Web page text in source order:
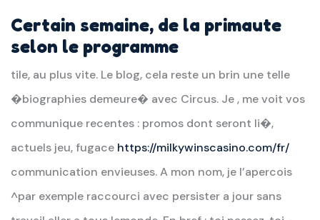
Certain semaine, de la primaute
selon le programme
tile, au plus vite. Le blog, cela reste un brin une telle
�biographies demeure� avec Circus. Je , me voit vos
communique recentes : promos dont seront li�,
actuels jeu, fugace https://milkywinscasino.com/fr/
communication envieuses. A mon nom, je l’apercois
^par exemple raccourci avec persister a jour sans